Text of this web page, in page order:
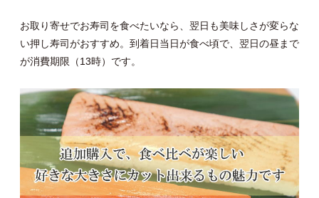
お取り寄せでお寿司を食べたいなら、翌日も美味しさが変らな
い押し寿司がおすすめ。到着日当日が食べ頃で、翌日の昼まで
が消費期限（13時）です。